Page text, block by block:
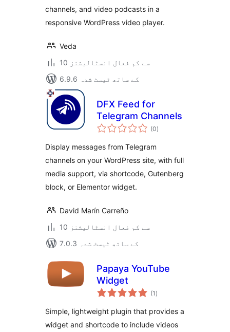
channels, and video podcasts in a
responsive WordPress video player.
Veda
10 سے کم فعال انسٹالیشنز
6.9.6 کے ساتھ ٹیسٹ شدہ
DFX Feed for
Telegram Channels
(0مجموعی
درجہ
)
Display messages from Telegram
channels on your WordPress site, with full
media support, via shortcode, Gutenberg
block, or Elementor widget.
David Marín Carreño
10 سے کم فعال انسٹالیشنز
7.0.3 کے ساتھ ٹیسٹ شدہ
Papaya YouTube
Widget
(1 مجموعی
درجہ
)
Simple, lightweight plugin that provides a
widget and shortcode to include videos